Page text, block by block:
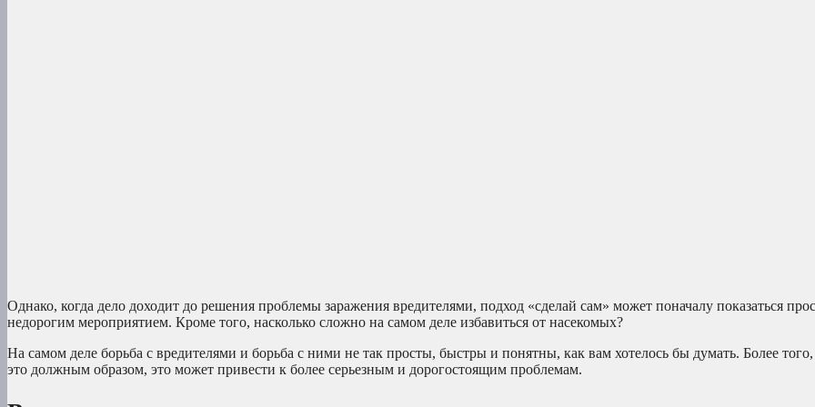
Однако, когда дело доходит до решения проблемы заражения вредителями, подход «сделай сам» может поначалу показаться
недорогим мероприятием. Кроме того, насколько сложно на самом деле избавиться от насекомых?
На самом деле борьба с вредителями и борьба с ними не так просты, быстры и понятны, как вам хотелось бы думать. Более того,
это должным образом, это может привести к более серьезным и дорогостоящим проблемам.